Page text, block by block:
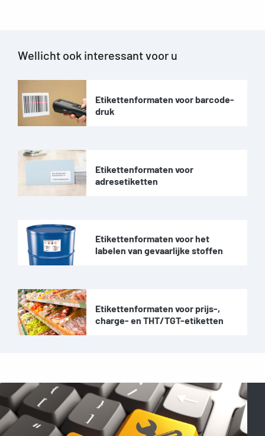
Wellicht ook interessant voor u
Etikettenformaten voor barcode-
druk
Etikettenformaten voor
adresetiketten
Etikettenformaten voor het
labelen van gevaarlijke stoffen
Etikettenformaten voor prijs-,
charge- en THT/TGT-etiketten